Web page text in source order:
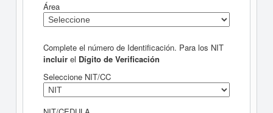
Área
Complete el número de Identificación. Para los NIT
incluirel Dígito de Verificación
Seleccione NIT/CC